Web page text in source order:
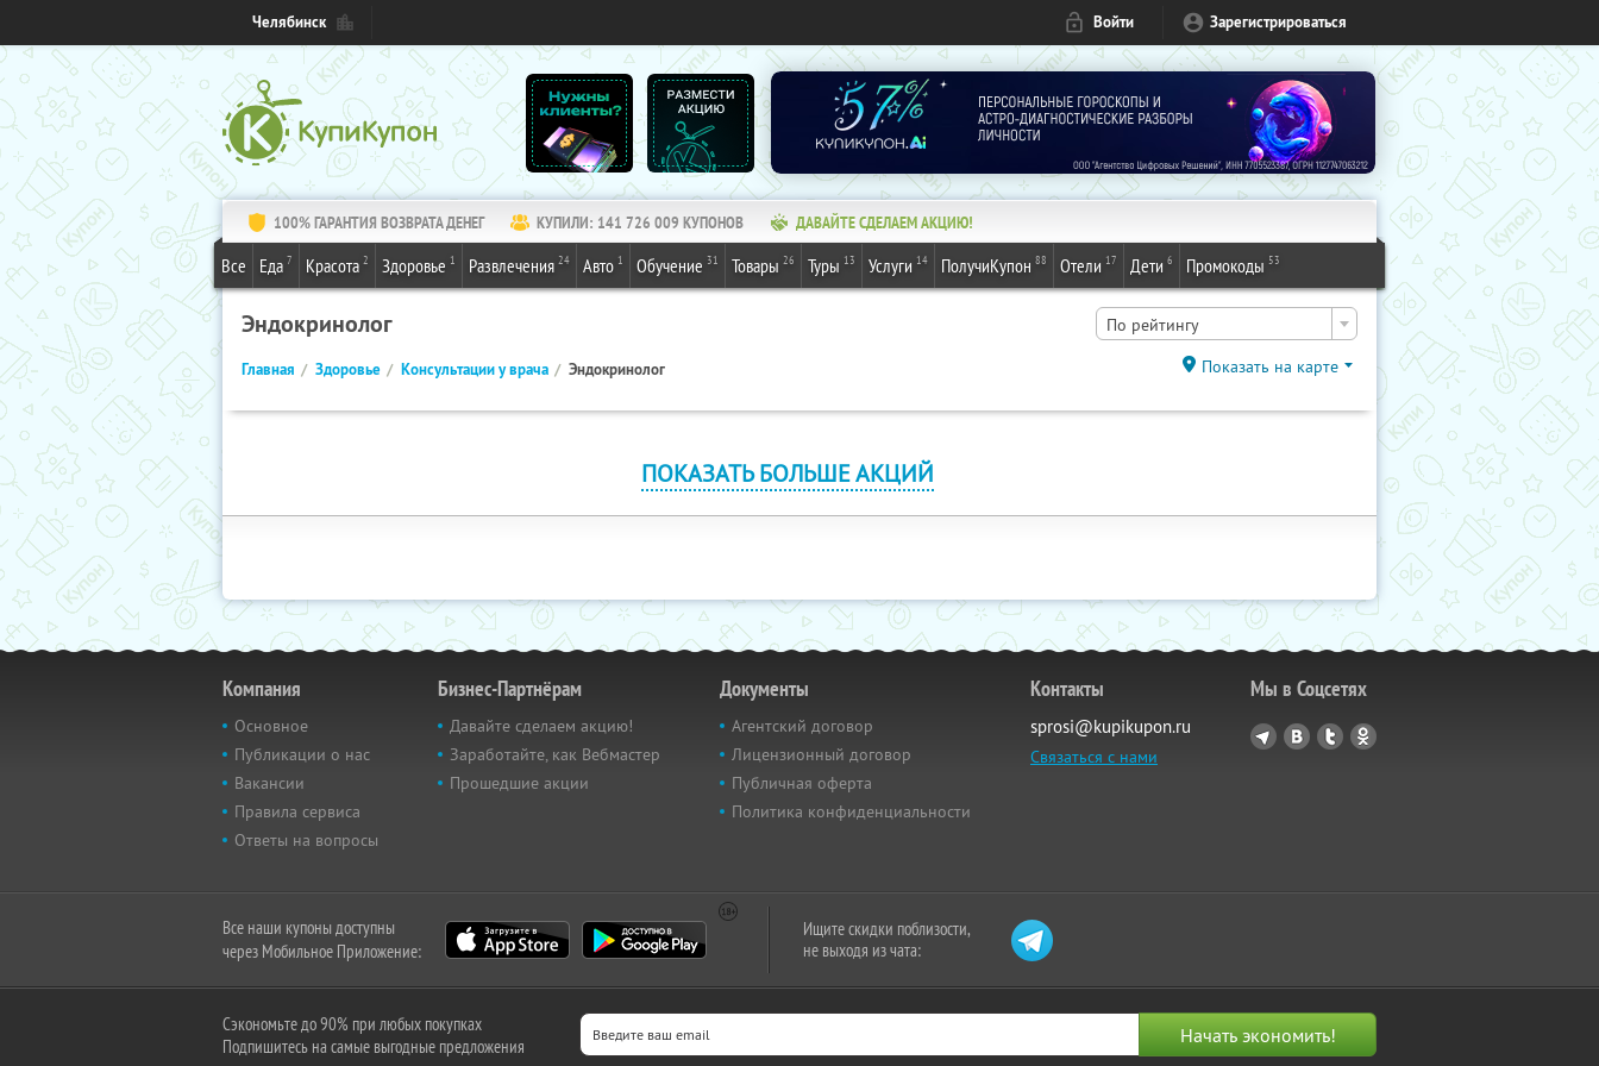
Челябинск Войти Зарегистрироваться
100% ГАРАНТИЯ ВОЗВРАТА ДЕНЕГ КУПИЛИ: 141 726 009 КУПОНОВ ДАВАЙТЕ СДЕЛАЕМ АКЦИЮ!
Все Еда 7 Красота 2 Здоровье 1 Развлечения 24 Авто 1 Обучение 31 Товары 26 Туры 13 Услуги 14 ПолучиКупон 88 Отели 17 Дети 6 Промокоды 53
Эндокринолог По рейтингу
Главная Здоровье Консультации у врача Эндокринолог Показать на карте
ПОКАЗАТЬ БОЛЬШЕ АКЦИЙ
Компания
Основное
Публикации о нас
Вакансии
Правила сервиса
Ответы на вопросы
Бизнес-Партнёрам
Давайте сделаем акцию!
Заработайте, как Вебмастер
Прошедшие акции
Документы
Агентский договор
Лицензионный договор
Публичная оферта
Политика конфиденциальности
Контакты
sprosi@kupikupon.ru
Связаться с нами
Мы в Соцсетях
Все наши купоны доступны
через Мобильное Приложение:
Ищите скидки поблизости,
не выходя из чата:
Сэкономьте до 90% при любых покупках
Подпишитесь на самые выгодные предложения